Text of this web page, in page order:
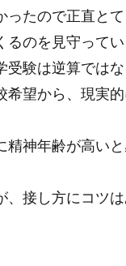
たので正直と
のを見守ってい
験は逆算では
希望から、現実
神年齢が高い
接し方にコツは